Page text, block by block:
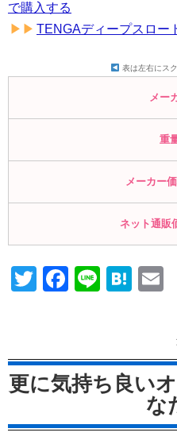
で購入する
TENGAディープスロー
表は左右にス
メー
重
メーカー
ネット通販
TwitterFacebook
Line
更に気持ち良い
な